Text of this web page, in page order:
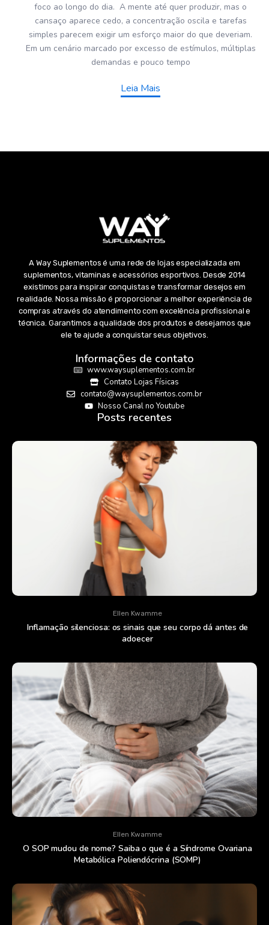
foco ao longo do dia. A mente até quer produzir, mas o
cansaço aparece cedo, a concentração oscila e tarefas
simples parecem exigir um esforço maior do que deveriam.
Em um cenário marcado por excesso de estímulos, múltiplas
demandas e pouco tempo
Leia Mais
A Way Suplementos é uma rede de lojas especializada em
suplementos, vitaminas e acessórios esportivos. Desde 2014
existimos para inspirar conquistas e transformar desejos em
realidade. Nossa missão é proporcionar a melhor experiência de
compras através do atendimento com excelência profissional e
técnica. Garantimos a qualidade dos produtos e desejamos que
ele te ajude a conquistar seus objetivos.
Informações de contato
www.waysuplementos.com.br
Contato Lojas Físicas
contato@waysuplementos.com.br
Nosso Canal no Youtube
Posts recentes
Ellen Kwamme
Inflamação silenciosa: os sinais que seu corpo dá antes de
adoecer
Ellen Kwamme
O SOP mudou de nome? Saiba o que é a Síndrome Ovariana
Metabólica Poliendócrina (SOMP)